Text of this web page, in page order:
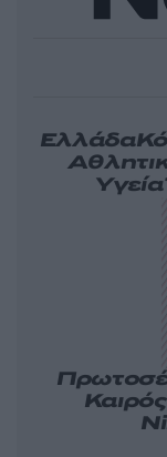
Ελλάδα
Υγεία
Καιρός